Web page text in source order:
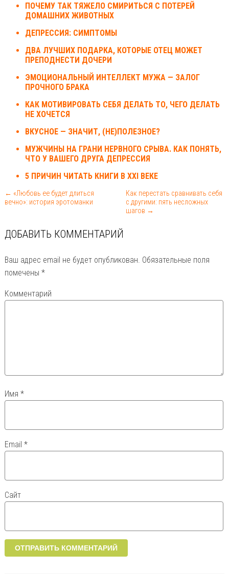
ПОЧЕМУ ТАК ТЯЖЕЛО СМИРИТЬСЯ С ПОТЕРЕЙ
ДОМАШНИХ ЖИВОТНЫХ
ДЕПРЕССИЯ: СИМПТОМЫ
ДВА ЛУЧШИХ ПОДАРКА, КОТОРЫЕ ОТЕЦ МОЖЕТ
ПРЕПОДНЕСТИ ДОЧЕРИ
ЭМОЦИОНАЛЬНЫЙ ИНТЕЛЛЕКТ МУЖА — ЗАЛОГ
ПРОЧНОГО БРАКА
КАК МОТИВИРОВАТЬ СЕБЯ ДЕЛАТЬ ТО, ЧЕГО ДЕЛАТЬ
НЕ ХОЧЕТСЯ
ВКУСНОЕ — ЗНАЧИТ, (НЕ)ПОЛЕЗНОЕ?
МУЖЧИНЫ НА ГРАНИ НЕРВНОГО СРЫВА. КАК ПОНЯТЬ,
ЧТО У ВАШЕГО ДРУГА ДЕПРЕССИЯ
5 ПРИЧИН ЧИТАТЬ КНИГИ В XXI ВЕКЕ
← «Любовь ее будет длиться
вечно»: история эротоманки
Как перестать сравнивать себя
с другими: пять несложных
шагов →
ДОБАВИТЬ КОММЕНТАРИЙ
Ваш адрес email не будет опубликован. Обязательные поля
помечены *
Комментарий
Имя *
Email *
Сайт